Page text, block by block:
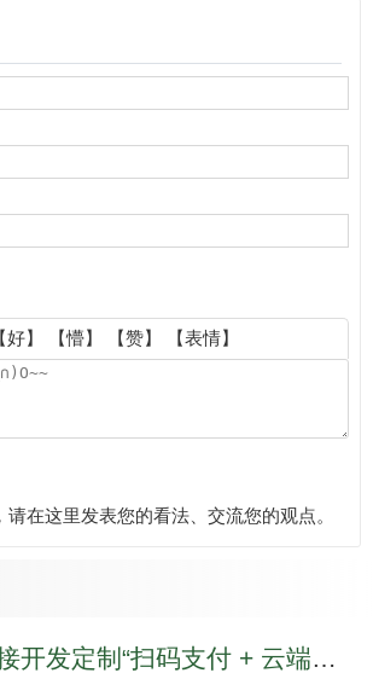
【好】 【懵】 【赞】 【表情】
在这里发表您的看法、交流您的观点。
本站承接开发定制“扫码支付 + 云端控制 + IoT设备管理平台”